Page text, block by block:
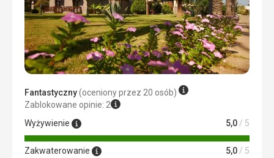
Fantastyczny(oceniony przez 20 osób)
Zablokowane opinie: 2
Wyżywienie
5,0 / 5
Zakwaterowanie 5,0 / 5